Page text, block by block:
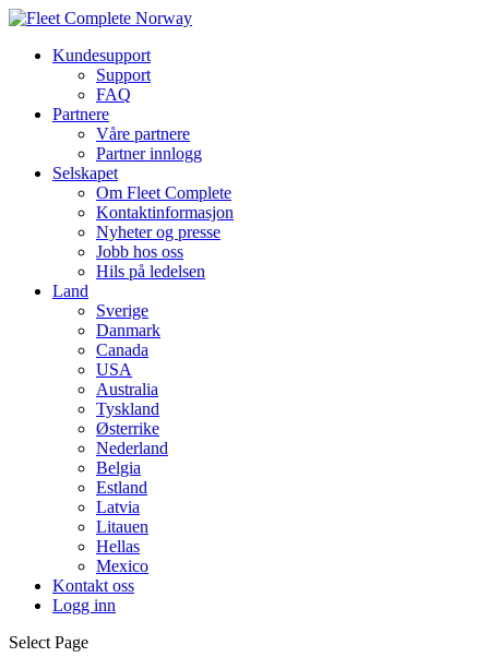
Kundesupport
Support
FAQ
Partnere
Våre partnere
Partner innlogg
Selskapet
Om Fleet Complete
Kontaktinformasjon
Nyheter og presse
Jobb hos oss
Hils på ledelsen
Land
Sverige
Danmark
Canada
USA
Australia
Tyskland
Østerrike
Nederland
Belgia
Estland
Latvia
Litauen
Hellas
Mexico
Kontakt oss
Logg inn
Select Page